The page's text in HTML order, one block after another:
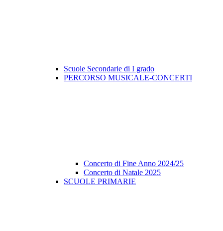
Scuole Secondarie di I grado
PERCORSO MUSICALE-CONCERTI
Concerto di Fine Anno 2024/25
Concerto di Natale 2025
SCUOLE PRIMARIE